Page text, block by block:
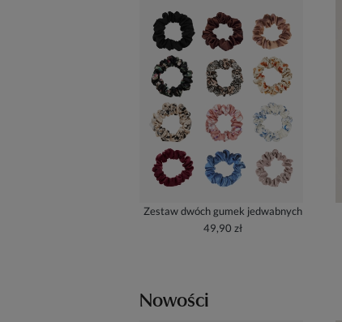
Zestaw dwóch gumek jedwabnych
49,90 zł
Nowości